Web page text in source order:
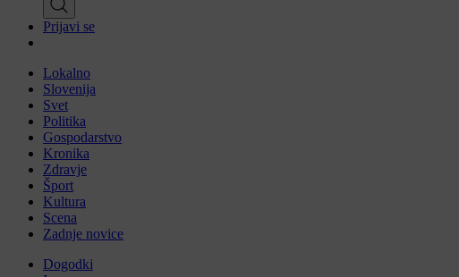
Prijavi se
Lokalno
Slovenija
Svet
Politika
Gospodarstvo
Kronika
Zdravje
Šport
Kultura
Scena
Zadnje novice
Dogodki